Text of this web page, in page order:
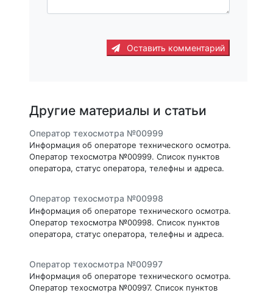
Оставить комментарий
Другие материалы и статьи
Оператор техосмотра №00999
Информация об операторе технического осмотра.
Оператор техосмотра №00999. Список пунктов
оператора, статус оператора, телефны и адреса.
Оператор техосмотра №00998
Информация об операторе технического осмотра.
Оператор техосмотра №00998. Список пунктов
оператора, статус оператора, телефны и адреса.
Оператор техосмотра №00997
Информация об операторе технического осмотра.
Оператор техосмотра №00997. Список пунктов